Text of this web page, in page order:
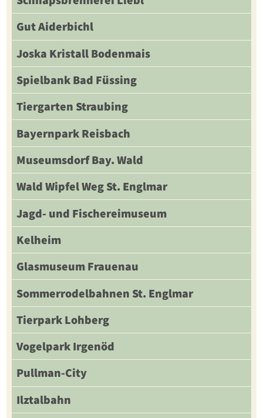
Gut Aiderbichl
Joska Kristall Bodenmais
Spielbank Bad Füssing
Tiergarten Straubing
Bayernpark Reisbach
Museumsdorf Bay. Wald
Wald Wipfel Weg St. Englmar
Jagd- und Fischereimuseum
Kelheim
Glasmuseum Frauenau
Sommerrodelbahnen St. Englmar
Tierpark Lohberg
Vogelpark Irgenöd
Pullman-City
Ilztalbahn